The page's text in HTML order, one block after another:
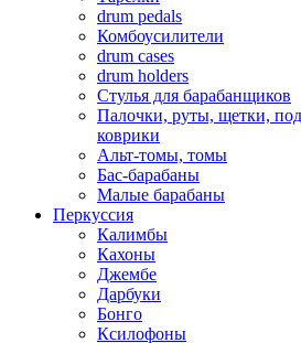
drum pedals
Комбоусилители
drum cases
drum holders
Стулья для барабанщиков
Палочки, руты, щетки,
коврики
Альт-томы, томы
Бас-барабаны
Малые барабаны
Перкуссия
Калимбы
Кахоны
Джембе
Дарбуки
Бонго
Ксилофоны